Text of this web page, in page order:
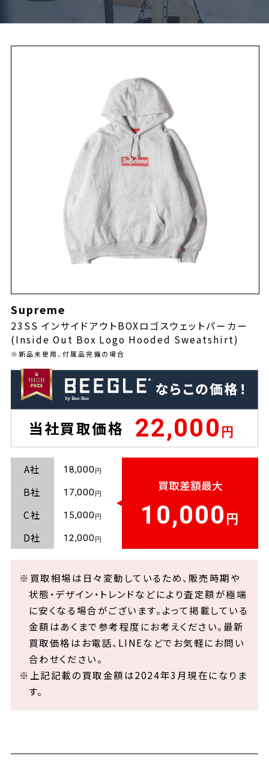
Supreme
23SS インサイドアウトBOXロゴスウェットパーカー
(Inside Out Box Logo Hooded Sweatshirt)
※新品未使用、付属品完備の場合
当社買取価格 22,000
A社 18,000
B社 17,000
C社 15,000
D社 12,000
買取差額最大
10,000
※買取相場は日々変動しているため、販売時期や
状態・デザイン・トレンドなどにより査定額が極端
に安くなる場合がございます。よって掲載している
金額はあくまで参考程度にお考えください。最新
買取価格はお電話、LINEなどでお気軽にお問い
合わせください。
※上記記載の買取金額は2024年3月現在になりま
す。